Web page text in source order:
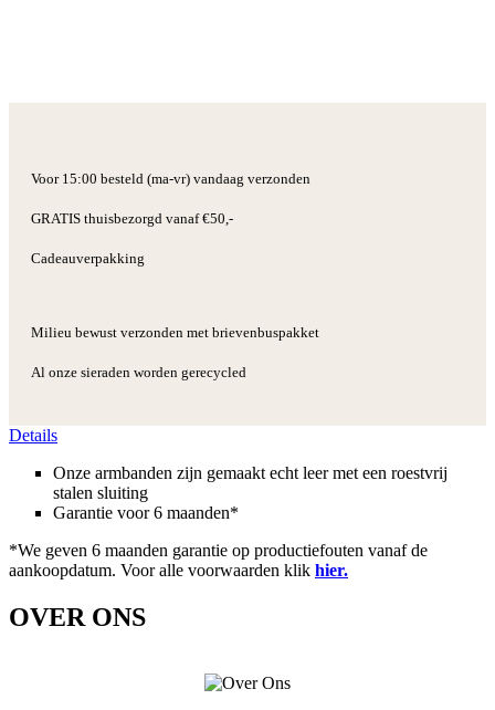
Voor 15:00 besteld (ma-vr) vandaag verzonden
GRATIS thuisbezorgd vanaf €50,-
Cadeauverpakking
Milieu bewust verzonden met brievenbuspakket
Al onze sieraden worden gerecycled
Details
Onze armbanden zijn gemaakt echt leer met een roestvrij
stalen sluiting
Garantie voor 6 maanden*
*We geven 6 maanden garantie op productiefouten vanaf de
aankoopdatum. Voor alle voorwaarden klik hier.
OVER ONS